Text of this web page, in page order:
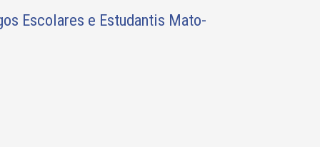
Escolares e Estudantis Mato-